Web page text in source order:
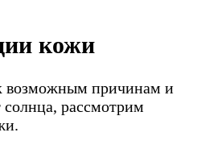
кожи
возможным причинам и
рассмотрим